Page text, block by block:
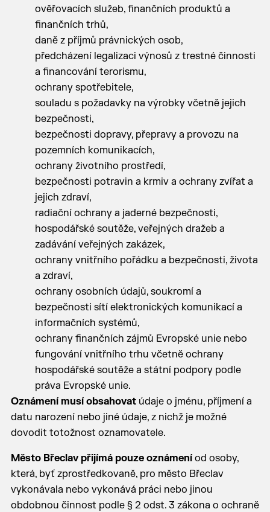
ověřovacích služeb, finančních produktů a
finančních trhů,
daně z příjmů právnických osob,
předcházení legalizaci výnosů z trestné činnosti
a financování terorismu,
ochrany spotřebitele,
souladu s požadavky na výrobky včetně jejich
bezpečnosti,
bezpečnosti dopravy, přepravy a provozu na
pozemních komunikacích,
ochrany životního prostředí,
bezpečnosti potravin a krmiv a ochrany zvířat a
jejich zdraví,
radiační ochrany a jaderné bezpečnosti,
hospodářské soutěže, veřejných dražeb a
zadávání veřejných zakázek,
ochrany vnitřního pořádku a bezpečnosti, života
a zdraví,
ochrany osobních údajů, soukromí a
bezpečnosti sítí elektronických komunikací a
informačních systémů,
ochrany finančních zájmů Evropské unie nebo
fungování vnitřního trhu včetně ochrany
hospodářské soutěže a státní podpory podle
práva Evropské unie.
Oznámení musí obsahovatúdaje o jménu, příjmení a
datu narození nebo jiné údaje, z nichž je možné
dovodit totožnost oznamovatele.
Město Břeclav přijímá pouze oznámení od osoby,
která, byť zprostředkovaně, pro město Břeclav
vykonávala nebo vykonává práci nebo jinou
obdobnou činnost podle § 2 odst. 3 zákona o ochraně